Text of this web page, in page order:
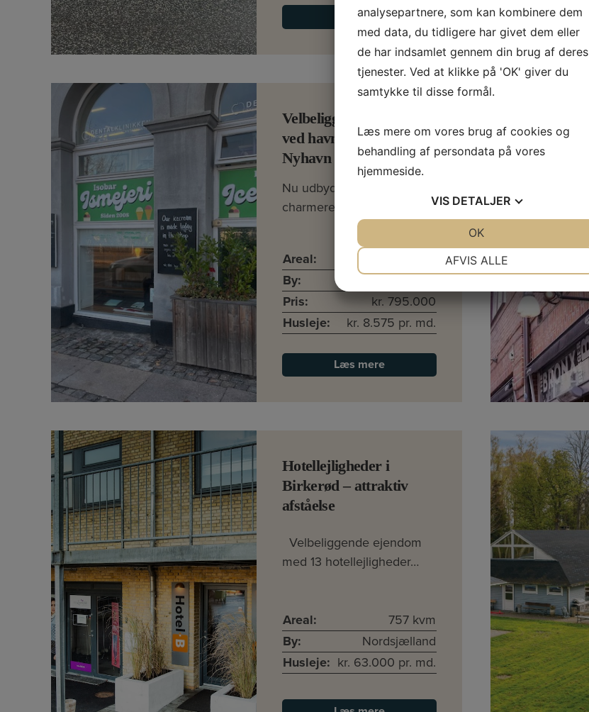
Læs mere
Velbeliggende isbutik
ved havnefronten –
Nyhavn
Nu udbydes en yderst
charmerende og…
Areal:
By:
København
Pris:
kr. 795.000
Husleje:
kr. 8.575 pr. md.
Læs mere
Hotellejligheder i
Birkerød – attraktiv
afståelse
Velbeliggende ejendom
med 13 hotellejligheder…
Areal:
757 kvm
By:
Nordsjælland
Husleje: kr. 63.000 pr. md.
analysepartnere, som kan kombinere dem
med data, du tidligere har givet dem eller
de har indsamlet gennem din brug af deres
tjenester. Ved at klikke på 'OK' giver du
samtykke til disse formål.
Læs mere om vores brug af cookies og
behandling af persondata på vores
hjemmeside.
VIS DETALJER
MARKETING STATISTIK
AFVIS ALLE
OK